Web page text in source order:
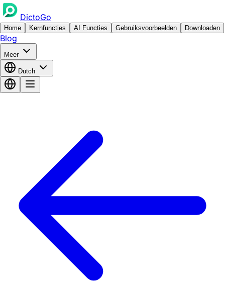
DictoGo
Home Kernfuncties AI Functies Gebruiksvoorbeelden Downloaden
Blog
Meer
Dutch